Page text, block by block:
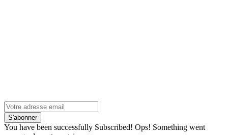
S'abonner
You have been successfully Subscribed! Ops! Something went